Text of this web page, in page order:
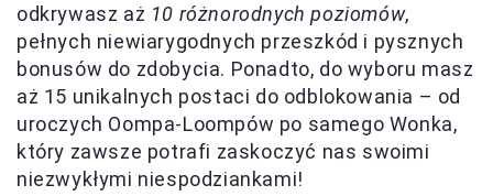
odkrywasz aż 10 różnorodnych poziomów,
pełnych niewiarygodnych przeszkód i pysznych
bonusów do zdobycia. Ponadto, do wyboru masz
aż 15 unikalnych postaci do odblokowania – od
uroczych Oompa-Loompów po samego Wonka,
który zawsze potrafi zaskoczyć nas swoimi
niezwykłymi niespodziankami!